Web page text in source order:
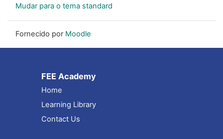
Mudar para o tema standard
Fornecido por Moodle
FEE Academy
Home
Learning Library
Contact Us